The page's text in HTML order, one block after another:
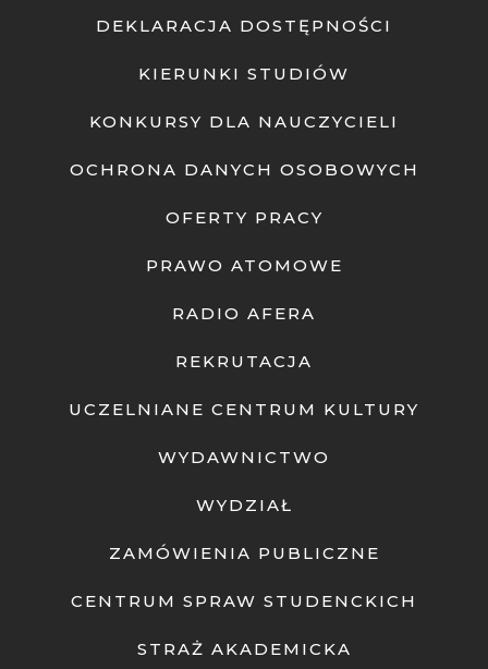
DEKLARACJA DOSTĘPNOŚCI
KIERUNKI STUDIÓW
KONKURSY DLA NAUCZYCIELI
OCHRONA DANYCH OSOBOWYCH
OFERTY PRACY
PRAWO ATOMOWE
RADIO AFERA
REKRUTACJA
UCZELNIANE CENTRUM KULTURY
WYDAWNICTWO
WYDZIAŁ
ZAMÓWIENIA PUBLICZNE
CENTRUM SPRAW STUDENCKICH
STRAŻ AKADEMICKA